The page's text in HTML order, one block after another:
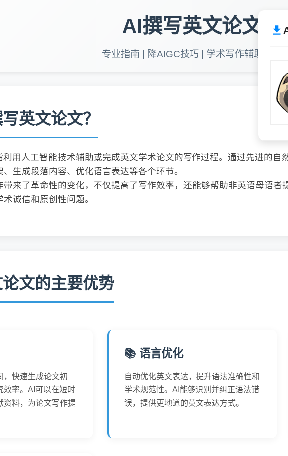
AI撰写英文论文
专业指南 | 降AIGC技巧 | 学术写作辅助工具
英文论文？
利用人工智能技术辅助或完成英文学术论文的写作过程。通过先进的自
生成段落内容、优化语言表达等各个环节。
带来了革命性的变化，不仅提高了写作效率，还能够帮助非英语母语者
诚信和原创性问题。
文的主要优势
，快速生成论文初
效率。AI可以在短时
资料，为论文写作提
📚 语言优化
自动优化英文表达，提升语法准确性和
学术规范性。AI能够识别并纠正语法错
误，提供更地道的英文表达方式。